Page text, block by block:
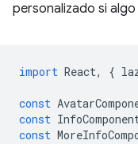
personalizado si algo
import React, {
const
const
const